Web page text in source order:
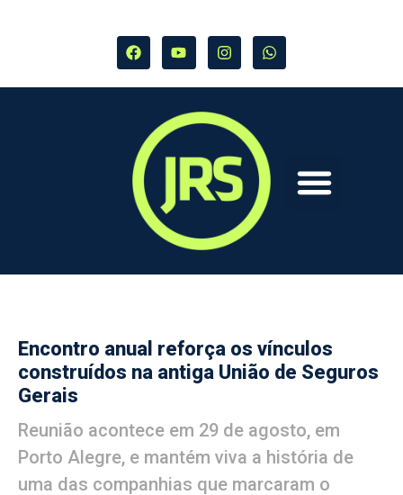
Encontro anual reforça os vínculos
construídos na antiga União de Seguros
Gerais
Reunião acontece em 29 de agosto, em
Porto Alegre, e mantém viva a história de
uma das companhias que marcaram o